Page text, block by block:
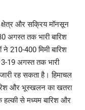
क्षेत्र और सक्रिय मॉनसून
अगस्त तक भारी बारिश
210-400 मिमी बारिश
19 अगस्त तक भारी
रह सकता है। हिमाचल
और भूस्खलन का खतरा
से मध्यम बारिश और